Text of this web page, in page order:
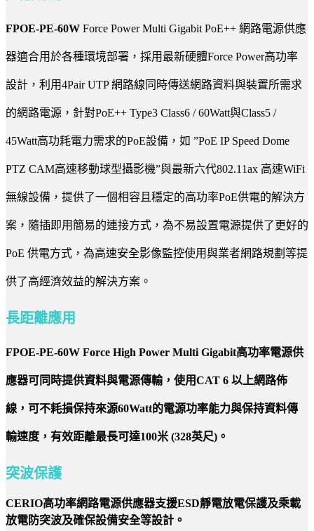
FPOE-PE-60W Force Power Multi Gigabit PoE++ 網路電源供應
器適合用於各種環境部署，採用最新硬體Force Power高功率
設計，利用4Pair UTP 網路線同時傳送網路資料與裝置所需求
的網路電源，針對PoE++ Type3 Class6 / 60Watt與Class5 /
45Watt高功耗電力需求的PoE設備，如 ”PoE IP Speed Dome
PTZ CAM高速移動球型攝影機”與最新六代802.11ax 高速WiFi
無線設備，提供了一個相容且穩定的高功率PoE供電的解決方
案，隨插即用簡易的連接方式，為不易設置電源提供了更好的
PoE 供電方式，為高速安全影像監控使用與業者網路規劃等提
供了高經濟效益的解決方案。
長距離應用
FPOE-PE-60W Force High Power Multi Gigabit高功率電源供
應器可同時提供資料與電源傳輸，使用CAT 6 以上網路佈
線，可不耗損保持來源60Watt的電源功率能力與保持資料傳
輸速度，有效距離最長可達100米 (328英尺)。
突波保護
CERIO高功率網路電源供應器支援ESD靜電放電保護及乘載
放電防突波及確保設備安全等設計。